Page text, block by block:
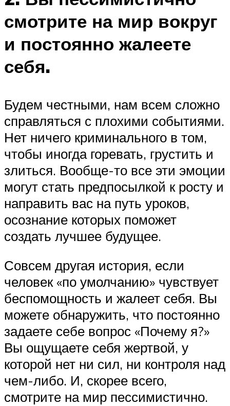
смотрите на мир вокруг
и постоянно жалеете
себя.
Будем честными, нам всем сложно
справляться с плохими событиями.
Нет ничего криминального в том,
чтобы иногда горевать, грустить и
злиться. Вообще-то все эти эмоции
могут стать предпосылкой к росту и
направить вас на путь уроков,
осознание которых поможет
создать лучшее будущее.
Совсем другая история, если
человек «по умолчанию» чувствует
беспомощность и жалеет себя. Вы
можете обнаружить, что постоянно
задаете себе вопрос «Почему я?»
Вы ощущаете себя жертвой, у
которой нет ни сил, ни контроля над
чем-либо. И, скорее всего,
смотрите на мир пессимистично.